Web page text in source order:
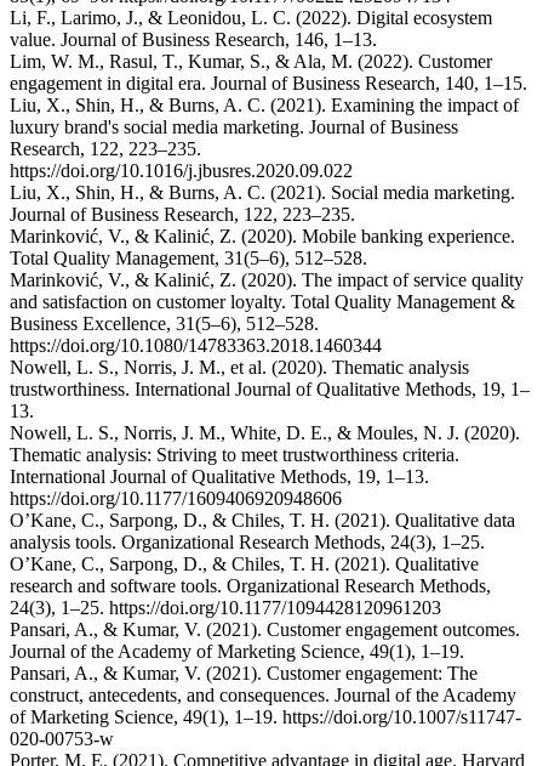
Li, F., Larimo, J., & Leonidou, L. C. (2022). Digital ecosystem
value. Journal of Business Research, 146, 1–13.
Lim, W. M., Rasul, T., Kumar, S., & Ala, M. (2022). Customer
engagement in digital era. Journal of Business Research, 140, 1–15.
Liu, X., Shin, H., & Burns, A. C. (2021). Examining the impact of
luxury brand's social media marketing. Journal of Business
Research, 122, 223–235.
https://doi.org/10.1016/j.jbusres.2020.09.022
Liu, X., Shin, H., & Burns, A. C. (2021). Social media marketing.
Journal of Business Research, 122, 223–235.
Marinković, V., & Kalinić, Z. (2020). Mobile banking experience.
Total Quality Management, 31(5–6), 512–528.
Marinković, V., & Kalinić, Z. (2020). The impact of service quality
and satisfaction on customer loyalty. Total Quality Management &
Business Excellence, 31(5–6), 512–528.
https://doi.org/10.1080/14783363.2018.1460344
Nowell, L. S., Norris, J. M., et al. (2020). Thematic analysis
trustworthiness. International Journal of Qualitative Methods, 19, 1–
13.
Nowell, L. S., Norris, J. M., White, D. E., & Moules, N. J. (2020).
Thematic analysis: Striving to meet trustworthiness criteria.
International Journal of Qualitative Methods, 19, 1–13.
https://doi.org/10.1177/1609406920948606
O’Kane, C., Sarpong, D., & Chiles, T. H. (2021). Qualitative data
analysis tools. Organizational Research Methods, 24(3), 1–25.
O’Kane, C., Sarpong, D., & Chiles, T. H. (2021). Qualitative
research and software tools. Organizational Research Methods,
24(3), 1–25. https://doi.org/10.1177/1094428120961203
Pansari, A., & Kumar, V. (2021). Customer engagement outcomes.
Journal of the Academy of Marketing Science, 49(1), 1–19.
Pansari, A., & Kumar, V. (2021). Customer engagement: The
construct, antecedents, and consequences. Journal of the Academy
of Marketing Science, 49(1), 1–19. https://doi.org/10.1007/s11747-
020-00753-w
Porter, M. E. (2021). Competitive advantage in digital age. Harvard